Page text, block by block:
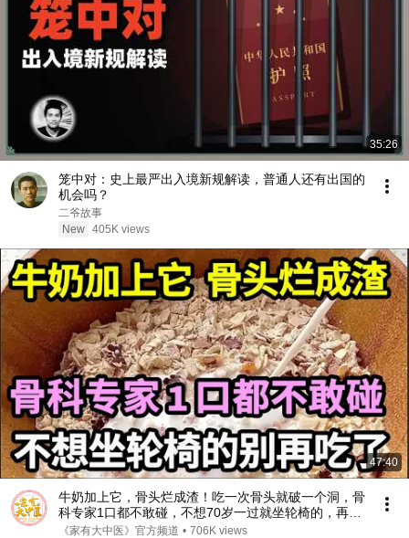
35:26
笼中对：史上最严出入境新规解读，普通人还有出国的
机会吗？
二爷故事
New 405K views
47:40
牛奶加上它，骨头烂成渣！吃一次骨头就破一个洞，骨
科专家1口都不敢碰，不想70岁一过就坐轮椅的，再喜
欢都要忌口！【家庭大医生】
《家有大中医》官方频道 • 706K views